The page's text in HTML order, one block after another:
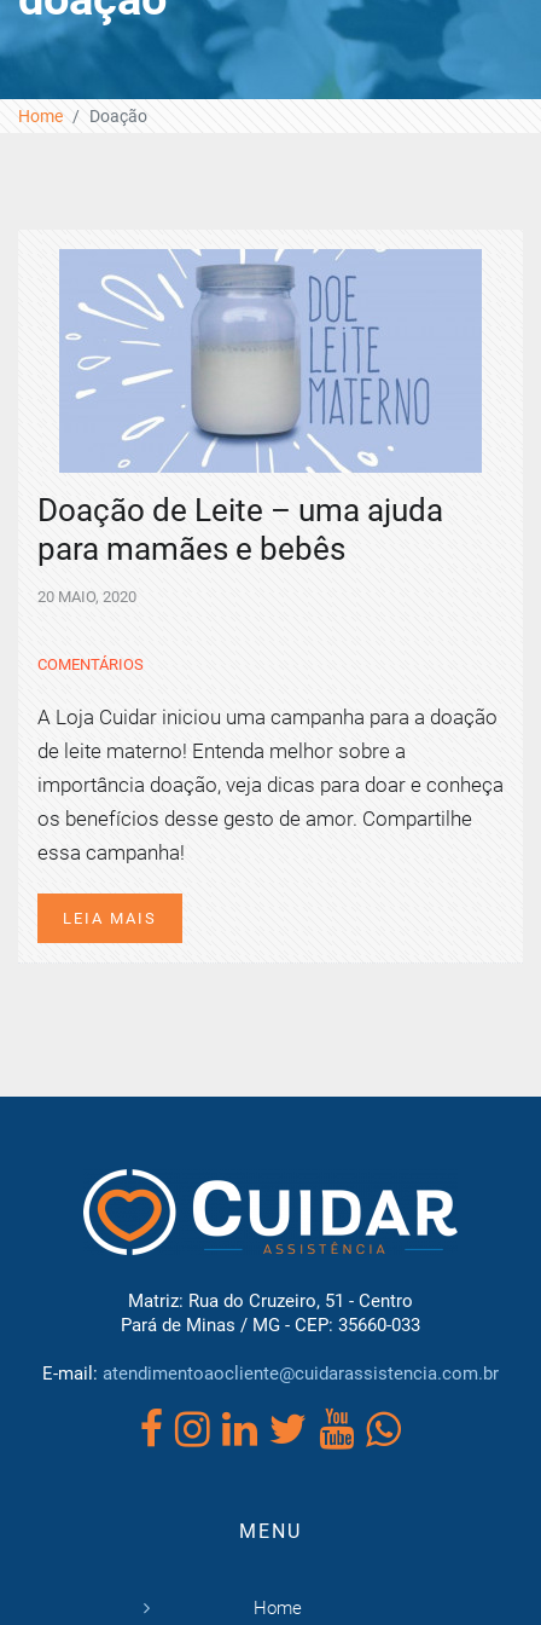
Home Doação
Doação de Leite – uma ajuda
para mamães e bebês
20 MAIO, 2020
COMENTÁRIOS
A Loja Cuidar iniciou uma campanha para a doação
de leite materno! Entenda melhor sobre a
importância doação, veja dicas para doar e conheça
os benefícios desse gesto de amor. Compartilhe
essa campanha!
LEIA MAIS
Matriz: Rua do Cruzeiro, 51 - Centro
Pará de Minas / MG - CEP: 35660-033
E-mail: atendimentoaocliente@cuidarassistencia.com.br
MENU
Home